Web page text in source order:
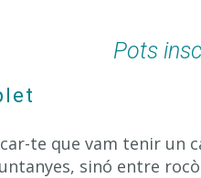
Pots
te que vam tenir
sinó entre